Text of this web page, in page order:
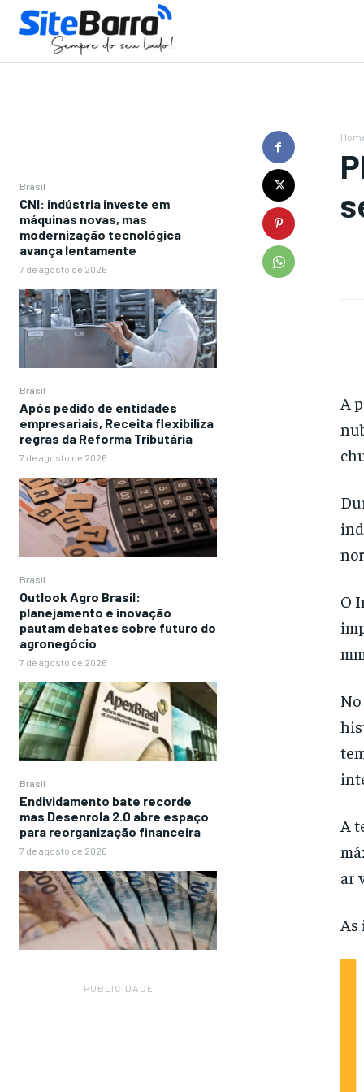
Brasil
CNI: indústria investe em
máquinas novas, mas
modernização tecnológica
avança lentamente
7 de agosto de 2026
Brasil
Após pedido de entidades
empresariais, Receita flexibiliza
regras da Reforma Tributária
7 de agosto de 2026
Brasil
Outlook Agro Brasil:
planejamento e inovação
pautam debates sobre futuro do
agronegócio
7 de agosto de 2026
Brasil
Endividamento bate recorde
mas Desenrola 2.0 abre espaço
para reorganização financeira
7 de agosto de 2026
― PUBLICIDADE ―
A
O
A
ar
As